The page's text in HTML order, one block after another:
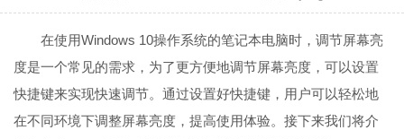
在使用Windows 10操作系统的笔记本电脑时，调节屏幕亮
度是一个常见的需求，为了更方便地调节屏幕亮度，可以设置
快捷键来实现快速调节。通过设置好快捷键，用户可以轻松地
在不同环境下调整屏幕亮度，提高使用体验。接下来我们将介